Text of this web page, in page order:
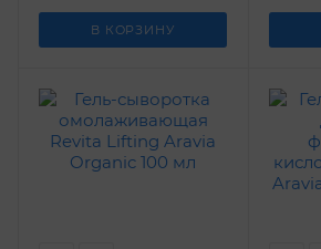
В КОРЗИНУ